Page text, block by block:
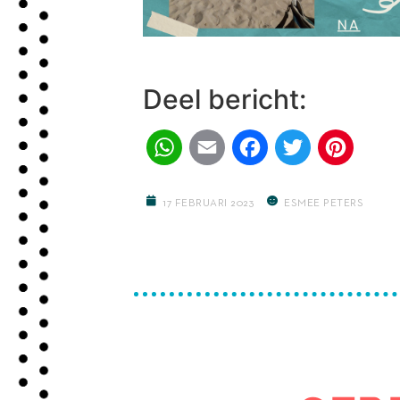
Deel bericht:
WhatsApp
Email FacebookTwitter
17 FEBRUARI 2023 ESMEE PETERS